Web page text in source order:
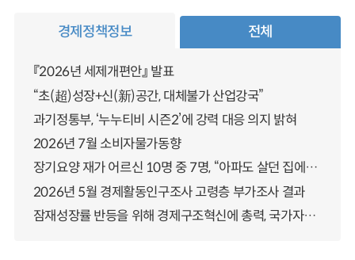
경제정책정보 전체
『2026년 세제개편안』 발표
“초(超)성장+신(新)공간, 대체불가 산업강국”
과기정통부, ‘누누티비 시즌2’에 강력 대응 의지 밝혀
2026년 7월 소비자물가동향
장기요양 재가 어르신 10명 중 7명, “아파도 살던 집에서 살겠다” 「2025년 장기요양실태조사」 결과 발표
2026년 5월 경제활동인구조사 고령층 부가조사 결과
잠재성장률 반등을 위해 경제구조혁신에 총력, 국가자산 관리체계 대전환